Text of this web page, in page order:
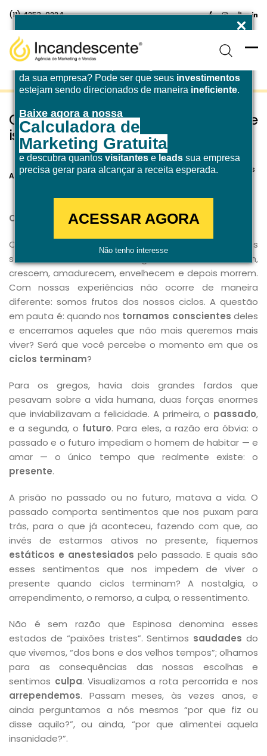
da sua empresa? Pode ser que seus investimentos
estejam sendo direcionados de maneira ineficiente.
Baixe agora a nossa
Calculadora de
Marketing Gratuita
e descubra quantos visitantes e leads sua empresa
precisa gerar para alcançar a receita esperada.
ACESSAR AGORA
Não tenho interesse
(11) 4253-0224
Ciclos terminam, será que você percebe
isso?
Agência Incandescente
22 de dezembro de 2022 Reflexões
Ciclos terminam, será que você percebe isso?
Ciclos são movimentos naturais
da vida. Todos os
seres vivos obedecem a lógica dos ciclos: nascem,
crescem, amadurecem, envelhecem e depois morrem.
Com nossas experiências não ocorre de maneira
diferente: somos frutos dos nossos ciclos. A questão
em pauta é: quando nos tornamos conscientesdeles
e encerramos aqueles que não mais queremos mais
viver? Será que você percebe o momento em que os
ciclos terminam?
Para os gregos, havia dois grandes fardos que
pesavam sobre a vida humana, duas forças enormes
que inviabilizavam a felicidade. A primeira, o passado,
e a segunda, o futuro. Para eles, a razão era óbvia: o
passado e o futuro impediam o homem de habitar — e
amar — o único tempo que realmente existe: o
presente.
A prisão no passado ou no futuro, matava a vida. O
passado comporta sentimentos que nos puxam para
trás, para o que já aconteceu, fazendo com que, ao
invés de estarmos ativos no presente, fiquemos
estáticos e anestesiados pelo passado. E quais são
esses sentimentos que nos impedem de viver o
presente quando ciclos terminam? A nostalgia, o
arrependimento, o remorso, a culpa, o ressentimento.
Não é sem razão que Espinosa denomina esses
estados de “paixões tristes”. Sentimos saudadesdo
que vivemos, “dos bons e dos velhos tempos”; olhamos
para as consequências das nossas escolhas e
sentimos culpa. Visualizamos a rota percorrida e nos
arrependemos. Passam meses, às vezes anos, e
ainda perguntamos a nós mesmos “por que fiz ou
disse aquilo?”, ou ainda, “por que alimentei aquela
insanidade?”.